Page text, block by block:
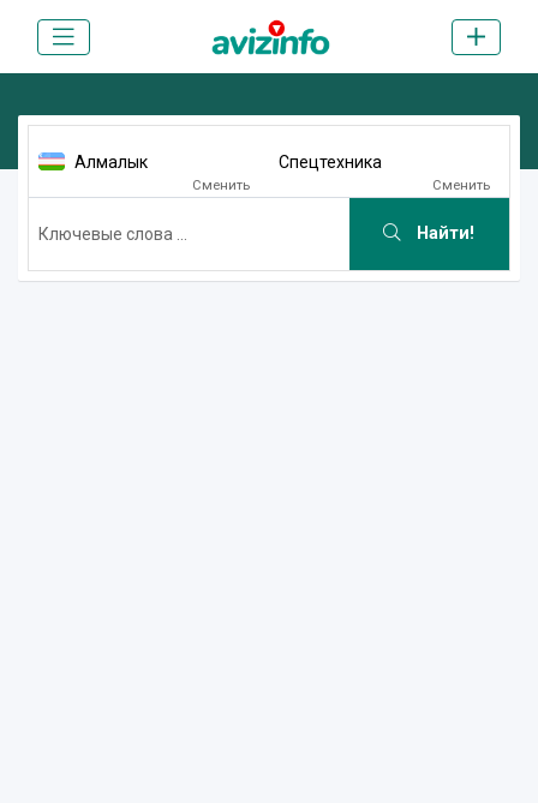
Алмалык
Сменить
Спецтехника
Сменить
Найти!